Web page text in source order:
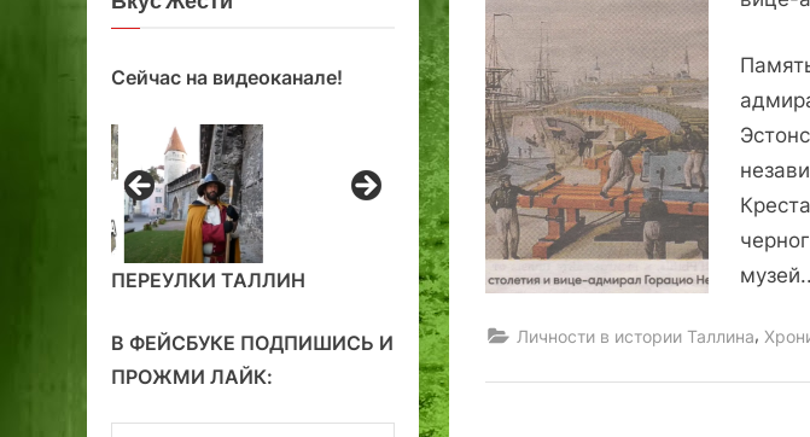
Личности в истории Таллина,
Сейчас на видеоканале!
ПЕРЕУЛКИ ТАЛЛИН
В ФЕЙСБУКЕ ПОДПИШИСЬ И
ПРОЖМИ ЛАЙК: